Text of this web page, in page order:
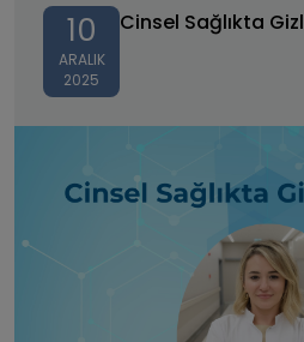
10
ARALIK
2025
Cinsel Sağlıkta